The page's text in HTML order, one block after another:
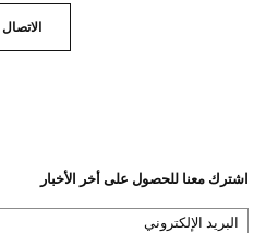
الاتصال
اشترك معنا للحصول على أخر الأخبار
البريد الإلكتروني